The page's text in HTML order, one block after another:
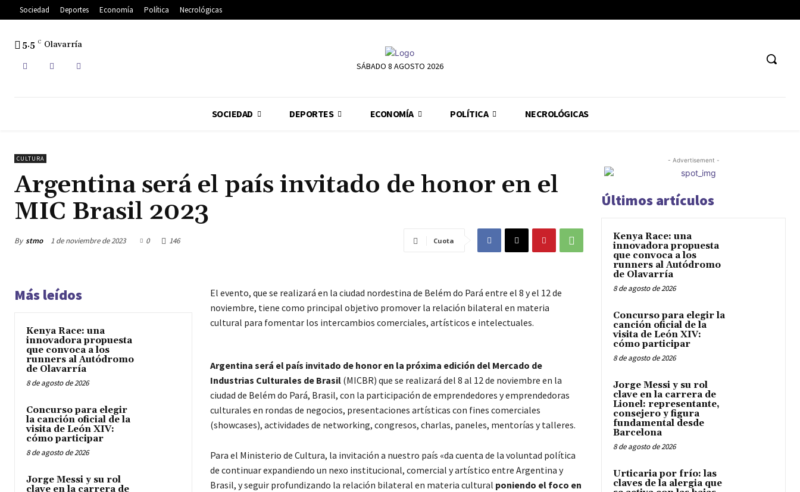
Sociedad Deportes Economía Política Necrológicas
5.5 C Olavarría
SÁBADO 8 AGOSTO 2026
SOCIEDAD DEPORTES ECONOMÍA POLÍTICA NECROLÓGICAS
CULTURA
Argentina será el país invitado de honor en el
MIC Brasil 2023
By stmo 1 de noviembre de 2023 0 146 Cuota
Más leídos
Kenya Race: una
innovadora propuesta
que convoca a los
runners al Autódromo
de Olavarría
8 de agosto de 2026
Concurso para elegir
la canción oficial de la
visita de León XIV:
cómo participar
8 de agosto de 2026
Jorge Messi y su rol
clave en la carrera de
El evento, que se realizará en la ciudad nordestina de Belém do Pará entre el 8 y el 12 de
noviembre, tiene como principal objetivo promover la relación bilateral en materia
cultural para fomentar los intercambios comerciales, artísticos e intelectuales.
Argentina será el país invitado de honor en la próxima edición del Mercado de
Industrias Culturales de Brasil(MICBR) que se realizará del 8 al 12 de noviembre en la
ciudad de Belém do Pará, Brasil, con la participación de emprendedores y emprendedoras
culturales en rondas de negocios, presentaciones artísticas con fines comerciales
(showcases), actividades de networking, congresos, charlas, paneles, mentorías y talleres.
Para el Ministerio de Cultura, la invitación a nuestro país «da cuenta de la voluntad política
de continuar expandiendo un nexo institucional, comercial y artístico entre Argentina y
Brasil, y seguir profundizando la relación bilateral en materia cultural poniendo el foco en
- Advertisement -
Últimos artículos
Kenya Race: una
innovadora propuesta
que convoca a los
runners al Autódromo
de Olavarría
8 de agosto de 2026
Concurso para elegir la
canción oficial de la
visita de León XIV:
cómo participar
8 de agosto de 2026
Jorge Messi y su rol
clave en la carrera de
Lionel: representante,
consejero y figura
fundamental desde
Barcelona
8 de agosto de 2026
Urticaria por frío: las
claves de la alergia que